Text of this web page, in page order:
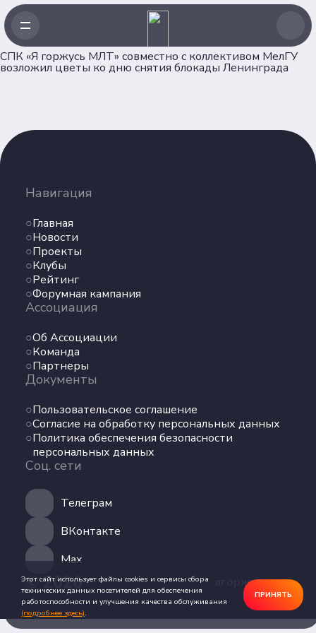
СПК «Я горжусь МЛТ» совместно с коллективом МелГУ
возложил цветы ко дню снятия блокады Ленинграда
Навигация
Главная
Новости
Проекты
Клубы
Рейтинг
Форумная кампания
Ассоциация
Об Ассоциации
Команда
Партнеры
Документы
Пользовательское соглашение
Согласие на обработку персональных данных
Политика обеспечения безопасности
персональных данных
Соц. сети
Телеграм
ВКонтакте
Max
© 2026 ягоржусь.рус
Новости
Клубы
Рейтинг
Форумная кампания
Об Ассоциации
Команда
Партнеры
Согласие на обработку персональных данных
Политика обеспечения безопасности
персональных данных
сети
Телеграм
ВКонтакте
Max
Этот сайт использует файлы cookies и сервисы сбора
технических данных посетителей для обеспечения
работоспособности и улучшения качества обслуживания
(подробнее здесь).
ПРИНЯТЬ